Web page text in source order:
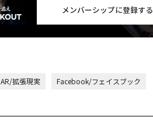
メンバーシップに登録する
AR/拡張現実 Facebook/フェイスブック